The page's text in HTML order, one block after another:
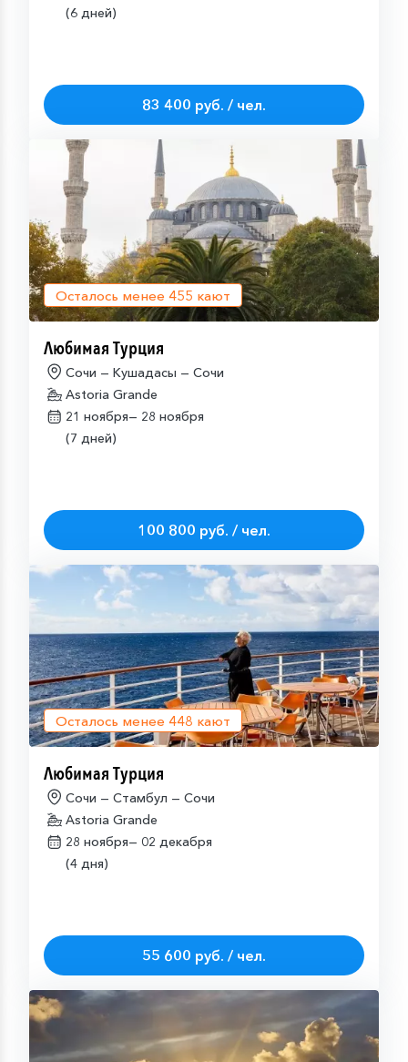
(6 дней)
83 400 руб. / чел.
Осталось менее 455 кают
Любимая Турция
Сочи — Кушадасы — Сочи
Astoria Grande
21 ноября— 28 ноября
(7 дней)
100 800 руб. / чел.
Осталось менее 448 кают
Любимая Турция
Сочи — Стамбул — Сочи
Astoria Grande
28 ноября— 02 декабря
(4 дня)
55 600 руб. / чел.